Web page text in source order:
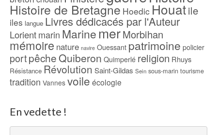
Histoire de Bretagne Hoedic Houatile
iles langue Livres dédicacés par l'Auteur
Lorientmarin Marine merMorbihan
mémoire nature navire Ouessant patrimoine policier
portpêcheQuiberon Quimperlé religion Rhuys
Résistance Révolution Saint-Gildas Sein sous-marin tourisme
tradition Vannes voile écologie
En vedette !